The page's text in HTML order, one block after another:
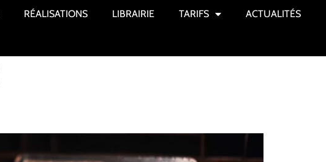
RÉALISATIONS LIBRAIRIE TARIFS ACTUALITÉS